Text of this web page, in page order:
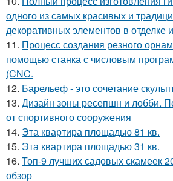
одного из самых красивых и
декоративных элементов в отделке
11. Процесс создания резного
помощью станка с числовым
(CNC.
12. Барельеф - это сочетание
13. Дизайн зоны ресепшн и лобби.
от спортивного сооружения
14. Эта квартира площадью 81 кв.
15. Эта квартира площадью 31 кв.
16. Топ-9 лучших садовых скамеек
обзор